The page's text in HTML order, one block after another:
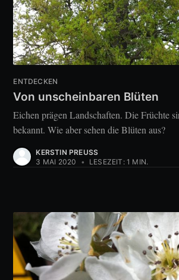
ENTDECKEN
Von unscheinbaren Blüten
Eichen prägen Landschaften. Die Früchte
bekannt. Wie aber sehen die Blüten aus?
KERSTIN PREUSS
3 MAI 2020
• LESEZEIT: 1 MIN.